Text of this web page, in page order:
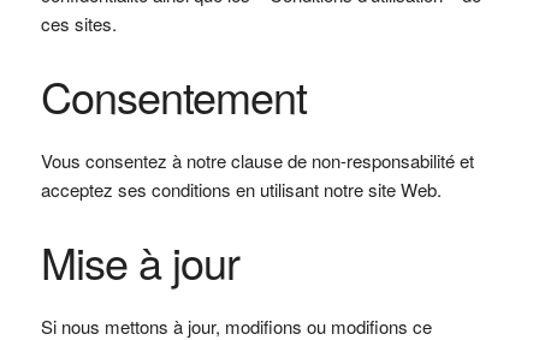
ces sites.
Consentement
Vous consentez à notre clause de non-responsabilité et
acceptez ses conditions en utilisant notre site Web.
Mise à jour
Si nous mettons à jour, modifions ou modifions ce